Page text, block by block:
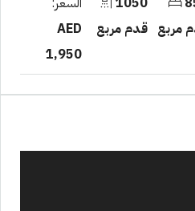
مربع قدم مربع
AED
1,950